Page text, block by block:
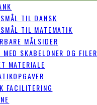
TIL DANSK
TIL MATEMATIK
MÅLSIDER
SKABELONER OG FILER
MATERIALE
FACILITERING